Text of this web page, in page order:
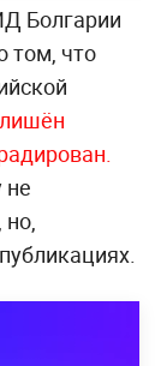
Болгарии
том, что
не